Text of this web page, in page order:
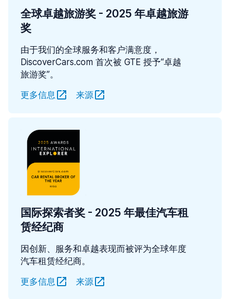
全球卓越旅游奖 - 2025 年卓越旅游
奖
由于我们的全球服务和客户满意度，
DiscoverCars.com 首次被 GTE 授予“卓越
旅游奖”。
更多信息
来源
国际探索者奖 - 2025 年最佳汽车租
赁经纪商
因创新、服务和卓越表现而被评为全球年度
汽车租赁经纪商。
更多信息
来源